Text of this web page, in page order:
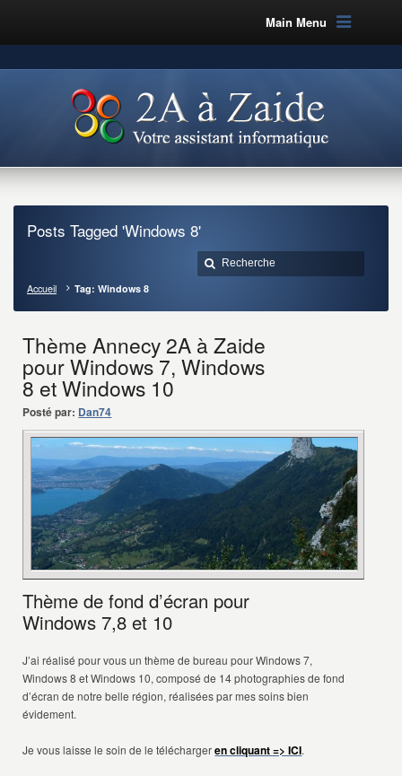
Main Menu
Posts Tagged 'Windows 8'
Accueil Tag: Windows 8
Thème Annecy 2A à Zaide
pour Windows 7, Windows
8 et Windows 10
Posté par: Dan74
Thème de fond d’écran pour
Windows 7,8 et 10
J’ai réalisé pour vous un thème de bureau pour Windows 7,
Windows 8 et Windows 10, composé de 14 photographies de fond
d’écran de notre belle région, réalisées par mes soins bien
évidement.
Je vous laisse le soin de le téléchargeren cliquant => ICI.